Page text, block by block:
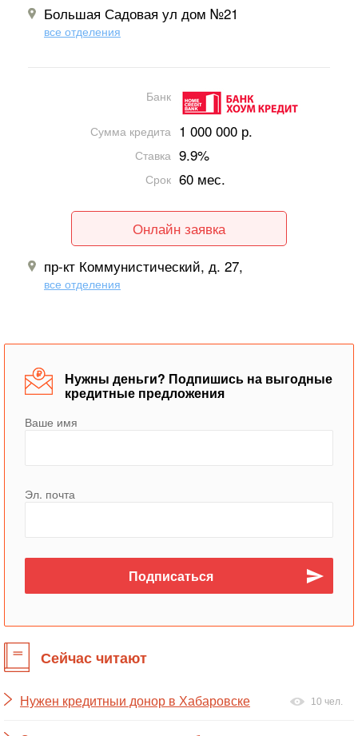
Большая Садовая ул дом №21
все отделения
Банк
Сумма кредита 1 000 000 р.
Ставка 9.9%
Срок 60 мес.
Онлайн заявка
пр-кт Коммунистический, д. 27,
все отделения
Нужны деньги? Подпишись на выгодные
кредитные предложения
Ваше имя
Эл. почта
Сейчас читают
Нужен кредитныи донор в Хабаровске 10 чел.